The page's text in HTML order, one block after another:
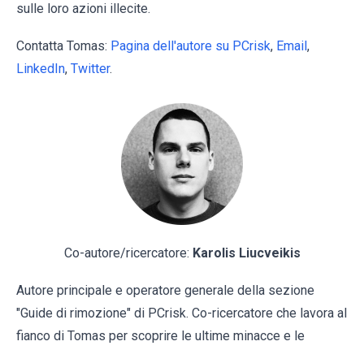
sulle loro azioni illecite.
Contatta Tomas: Pagina dell'autore su PCrisk, Email,
LinkedIn, Twitter.
Co-autore/ricercatore: Karolis Liucveikis
Autore principale e operatore generale della sezione
"Guide di rimozione" di PCrisk. Co-ricercatore che lavora al
fianco di Tomas per scoprire le ultime minacce e le